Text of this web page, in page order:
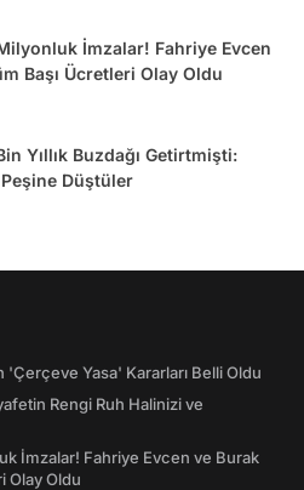
İmzalar! Fahriye Evcen
Başı Ücretleri Olay Oldu
Yıllık Buzdağı Getirtmişti:
Düştüler
Yasa' Kararları Belli Oldu
Rengi Ruh Halinizi ve
İmzalar! Fahriye Evcen ve Burak
Olay Oldu